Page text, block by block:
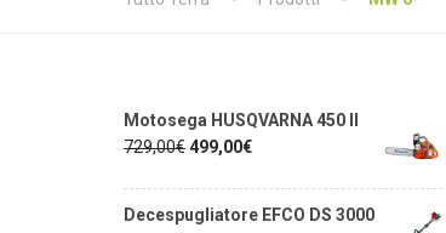
Motosega HUSQVARNA 450 II
729,00€499,00€
Decespugliatore EFCO DS 3000